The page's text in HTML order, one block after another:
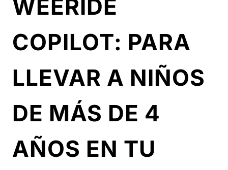
WEERIDE
COPILOT: PARA
LLEVAR A NIÑOS
DE MÁS DE 4
AÑOS EN TU